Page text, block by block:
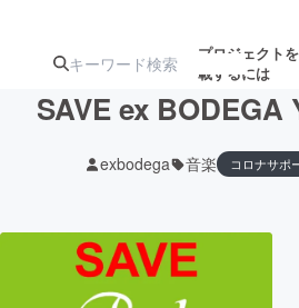
プロジェクト
載するには
アート・写真
SAVE ex BODEGA
exbodega 音楽 コロナサポ